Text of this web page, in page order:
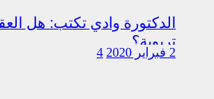
الدكتورة وادي تكتب: هل
تربوية؟
2 فبراير 2020 4